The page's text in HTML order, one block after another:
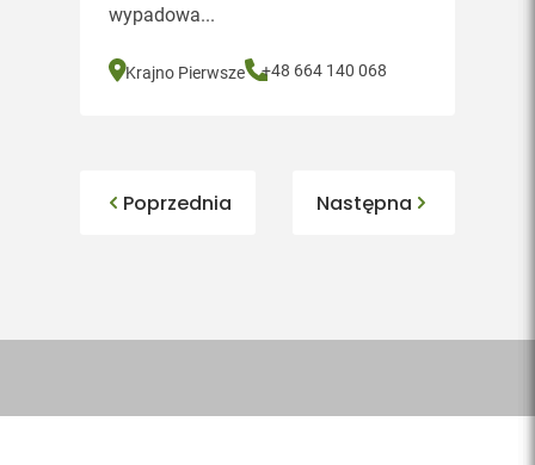
wypadowa...
Krajno Pierwsze +48 664 140 068
Poprzednia Następna